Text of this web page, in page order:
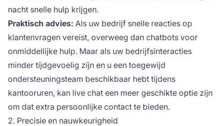
nacht snelle hulp krijgen.
Praktisch advies: Als uw bedrijf snelle reacties op
klantenvragen vereist, overweeg dan chatbots voor
onmiddellijke hulp. Maar als uw bedrijfsinteracties
minder tijdgevoelig zijn en u een toegewijd
ondersteuningsteam beschikbaar hebt tijdens
kantooruren, kan live chat een meer geschikte optie zijn
om dat extra persoonlijke contact te bieden.
2. Precisie en nauwkeurigheid